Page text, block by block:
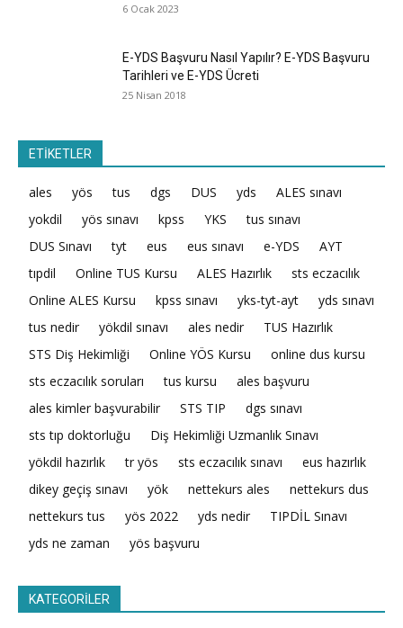
6 Ocak 2023
E-YDS Başvuru Nasıl Yapılır? E-YDS Başvuru
Tarihleri ve E-YDS Ücreti
25 Nisan 2018
ETİKETLER
ales yös tus dgs DUS yds
ALES sınavı
yokdil
yös sınavı kpss YKS
tus sınavı
DUS Sınavı
tyt eus eus sınavı e-YDS
AYT
tıpdil
Online TUS Kursu ALES Hazırlık
sts eczacılık
Online ALES Kursu
kpss sınavı yks-tyt-ayt
yds sınavı
tus nedir
yökdil sınavı ales nedir
TUS Hazırlık
STS Diş Hekimliği
Online YÖS Kursu
online dus kursu
sts eczacılık soruları
tus kursu
ales başvuru
ales kimler başvurabilir
STS TIP
dgs sınavı
sts tıp doktorluğu
Diş Hekimliği Uzmanlık Sınavı
yökdil hazırlık
tr yös sts eczacılık sınavı
eus hazırlık
dikey geçiş sınavı
yök nettekurs ales
nettekurs dus
nettekurs tus
yös 2022 yds nedir
TIPDİL Sınavı
yds ne zaman
yös başvuru
KATEGORİLER